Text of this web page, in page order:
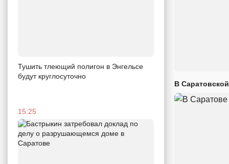
Тушить тлеющий полигон в Энгельсе
будут круглосуточно
15:25
В